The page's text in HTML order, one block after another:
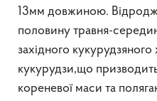
13мм довжиною.
половину травня-
західного
кукурудзи,що
кореневої маси та